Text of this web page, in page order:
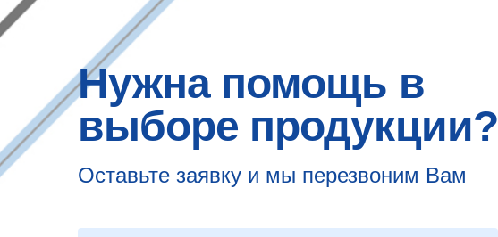
Нужна помощь в
выборе продукции?
Оставьте заявку и мы перезвоним Вам